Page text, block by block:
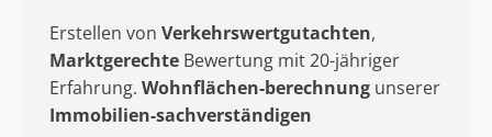
Erstellen von Verkehrswertgutachten,
Marktgerechte Bewertung mit 20-jähriger
Erfahrung. Wohnflächen-berechnung unserer
Immobilien-sachverständigen